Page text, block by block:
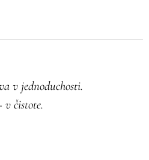
v jednoduchosti.
v čistote.